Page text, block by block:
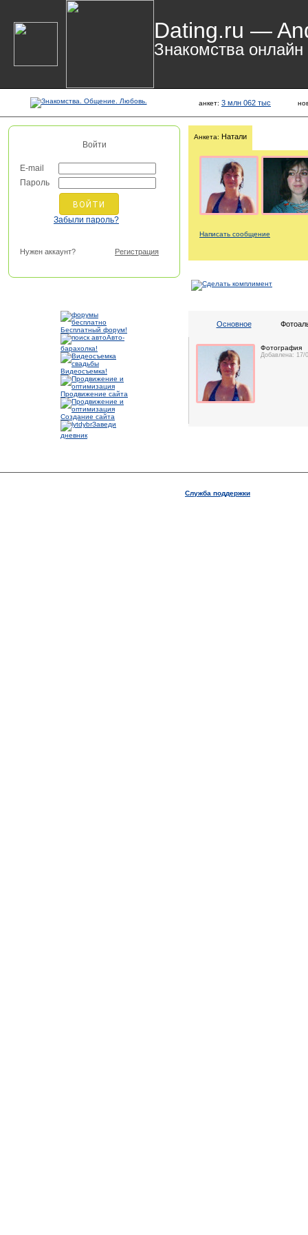
Dating.ru —
Знакомства онлайн
анкет: 3 млн 062 тыс
Войти
E-mail
Пароль
Забыли пароль?
Нужен аккаунт? Регистрация
Бесплатный форум!
Авто-
барахолка!
Видеосъемка!
Продвижение сайта
Создание сайта
Заведи
дневник
Анкета: Натали
Написать сообщение
Основное
Фотография
Добавлена: 17/
Служба поддержки